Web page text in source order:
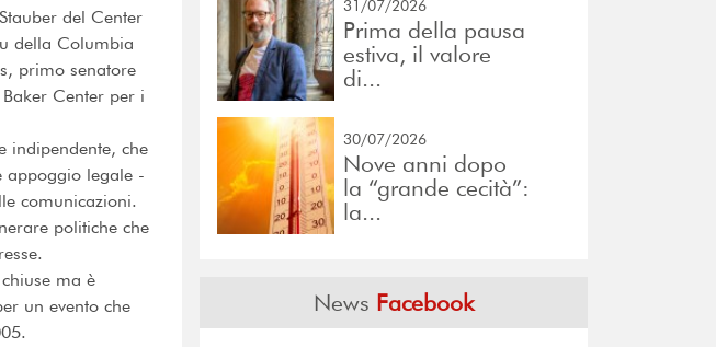
del Center
della Columbia
primo senatore
Center per i
indipendente, che
legale -
comunicazioni.
politiche che
ma è
un evento che
31/07/2026
Prima della pausa
estiva, il valore
di...
30/07/2026
Nove anni dopo
la “grande cecità”:
la...
News Facebook